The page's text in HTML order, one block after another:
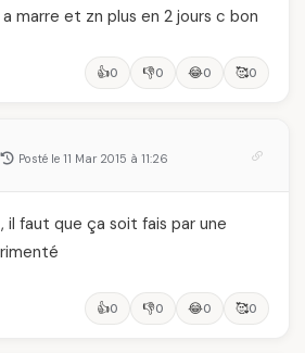
marre et zn plus en 2 jours c bon
👍0 👎0 😂0 🥰0
Posté le 11 Mar 2015 à 11:26
il faut que ça soit fais par une
👍0 👎0 😂0 🥰0